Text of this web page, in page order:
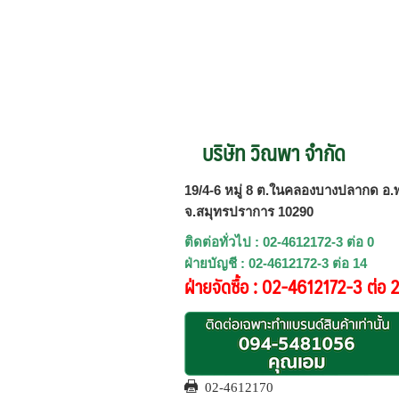
บริษัท วิณพา จำกัด
19/4-6 หมู่ 8 ต.ในคลองบางปลากด อ.
จ.สมุทรปราการ 10290
ติดต่อทั่วไป : 02-4612172-3 ต่อ 0
ฝ่ายบัญชี : 02-4612172-3 ต่อ 14
ฝ่ายจัดซื้อ : 02-4612172-3 ต่อ
02-4612170